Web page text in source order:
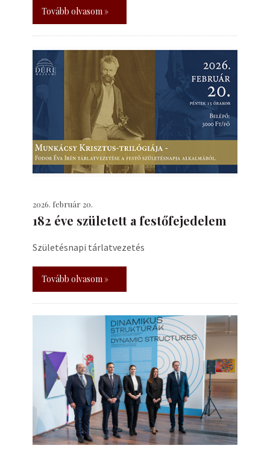
Tovább olvasom »
2026. február 20.
182 éve született a festőfejedelem
Születésnapi tárlatvezetés
Tovább olvasom »